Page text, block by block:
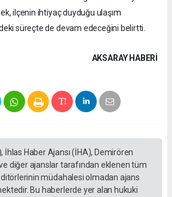
ilçenin ihtiyaç duyduğu ulaşım
süreçte de devam edeceğini belirtti.
AKSARAY HABERİ
İhlas Haber Ajansı (İHA), Demirören
diğer ajanslar tarafından eklenen tüm
müdahalesi olmadan ajans
Bu haberlerde yer alan hukuki